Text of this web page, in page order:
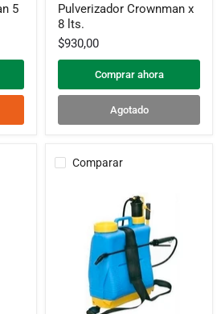
5
Crownman
x
8
lts.
Pulverizador Crownman x
8 lts.
$930,00
Comprar ahora
Agotado
Comparar